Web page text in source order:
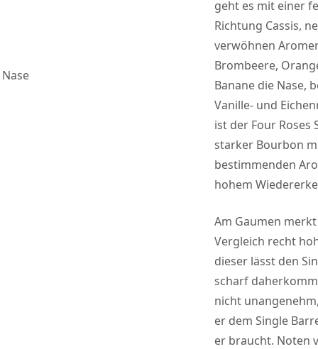
Nase
geht es mit einer
Richtung Cassis,
verwöhnen
Brombeere,
Banane die Nase,
Vanille- und
ist der Four Roses
starker Bourbon
bestimmenden
hohem
Am Gaumen
Vergleich recht
dieser lässt den
scharf
nicht
er dem Single
er braucht. Noten